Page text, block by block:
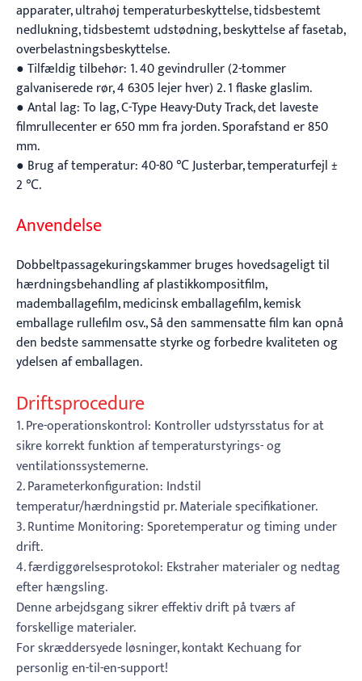
apparater, ultrahøj temperaturbeskyttelse, tidsbestemt
nedlukning, tidsbestemt udstødning, beskyttelse af fasetab,
overbelastningsbeskyttelse.
● Tilfældig tilbehør: 1. 40 gevindruller (2-tommer
galvaniserede rør, 4 6305 lejer hver) 2. 1 flaske glaslim.
● Antal lag: To lag, C-Type Heavy-Duty Track, det laveste
filmrullecenter er 650 mm fra jorden. Sporafstand er 850
mm.
● Brug af temperatur: 40-80 ℃ Justerbar, temperaturfejl ±
2 ℃.
Anvendelse
Dobbeltpassagekuringskammer bruges hovedsageligt til
hærdningsbehandling af plastikkompositfilm,
mademballagefilm, medicinsk emballagefilm, kemisk
emballage rullefilm osv., Så den sammensatte film kan opnå
den bedste sammensatte styrke og forbedre kvaliteten og
ydelsen af emballagen.
Driftsprocedure
1. Pre-operationskontrol: Kontroller udstyrsstatus for at
sikre korrekt funktion af temperaturstyrings- og
ventilationssystemerne.
2. Parameterkonfiguration: Indstil
temperatur/hærdningstid pr. Materiale specifikationer.
3. Runtime Monitoring: Sporetemperatur og timing under
drift.
4. færdiggørelsesprotokol: Ekstraher materialer og nedtag
efter hængsling.
Denne arbejdsgang sikrer effektiv drift på tværs af
forskellige materialer.
For skræddersyede løsninger, kontakt Kechuang for
personlig en-til-en-support!